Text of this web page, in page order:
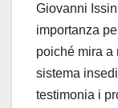
Giovanni
importanza
poiché mira a
sistema
testimonia i